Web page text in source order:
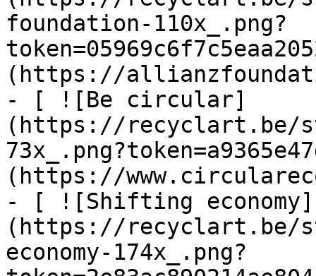
foundation-110x_.png?
(https://
- [ ![Be circular]
(https://recyclart.be/
(https://
- [ ![Shifting economy]
(https://recyclart.be/
economy-174x_.png?